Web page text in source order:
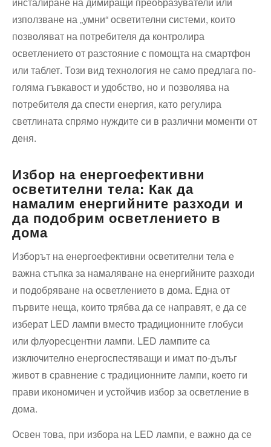
използване на „умни“ осветителни системи, които
позволяват на потребителя да контролира
осветлението от разстояние с помощта на смартфон
или таблет. Този вид технология не само предлага по-
голяма гъвкавост и удобство, но и позволява на
потребителя да спести енергия, като регулира
светлината спрямо нуждите си в различни моменти от
деня.
Избор на енергоефективни
осветителни тела: Как да
намалим енергийните разходи и
да подобрим осветлението в
дома
Изборът на енергоефективни осветителни тела е
важна стъпка за намаляване на енергийните разходи
и подобряване на осветлението в дома. Една от
първите неща, които трябва да се направят, е да се
изберат LED лампи вместо традиционните глобуси
или флуоресцентни лампи. LED лампите са
изключително енергоспестяващи и имат по-дълъг
живот в сравнение с традиционните лампи, което ги
прави икономичен и устойчив избор за осветление в
дома.
Освен това, при избора на LED лампи, е важно да се